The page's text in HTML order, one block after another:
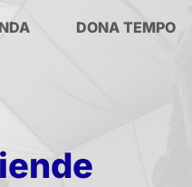
DONA TEMPO